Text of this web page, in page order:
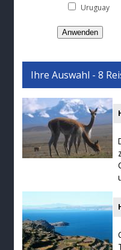
Uruguay
Ihre Auswahl - 8